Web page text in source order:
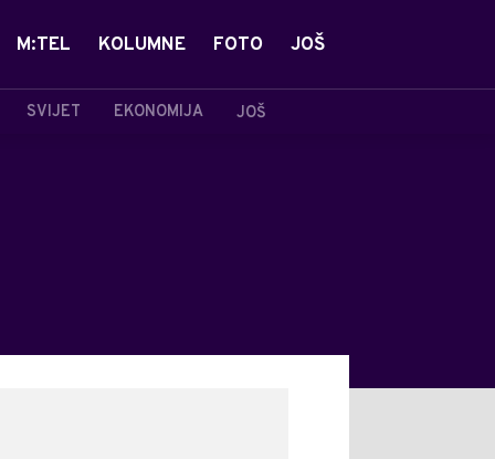
SVIJET EKONOMIJA JOŠ
M:TEL KOLUMNE FOTO JOŠ